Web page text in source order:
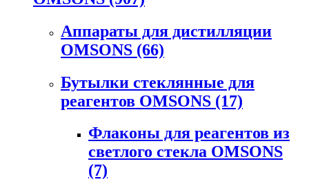
Аппараты для дистилляции
OMSONS (66)
Бутылки стеклянные для
реагентов OMSONS (17)
Флаконы для реагентов из
светлого стекла OMSONS
(7)